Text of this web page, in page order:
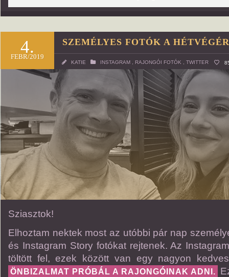
4.
FEBR/2019
SZEMÉLYES FOTÓK A
KATIE INSTAGRAM RAJONGÓI FOTÓK TWITTER
Sziasztok!
Elhoztam nektek most az utóbbi pár nap
és Instagram Story fotókat rejtenek. Az
töltött fel, ezek között van egy nagyon
ÖNBIZALMAT PRÓBÁL A RAJONGÓINAK ADNI.